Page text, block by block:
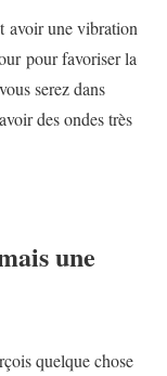
avoir une vibration
pour favoriser la
serez dans
des ondes très
une
quelque chose